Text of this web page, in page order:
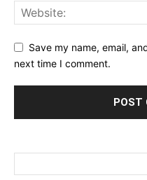
Save my name, email,
next time I comment.